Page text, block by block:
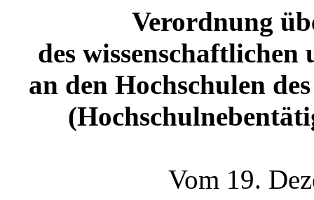
Verordnung
des
an den Hochschulen
Vom 19.